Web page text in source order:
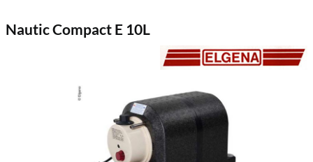
Nautic Compact E 10L